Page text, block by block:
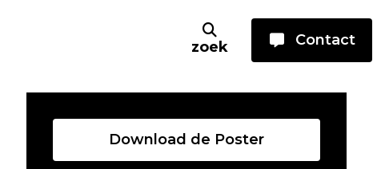
zoek Contact
Download de Poster